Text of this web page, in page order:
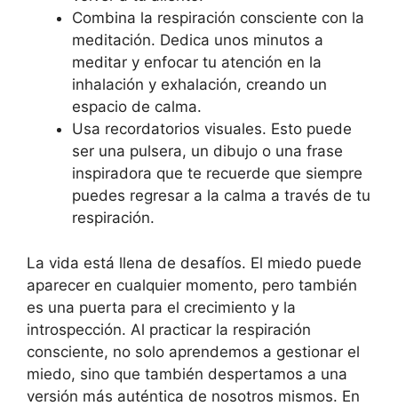
Combina la respiración consciente con la
meditación. Dedica unos minutos a
meditar y enfocar tu atención en la
inhalación y exhalación, creando un
espacio de calma.
Usa recordatorios visuales. Esto puede
ser una pulsera, un dibujo o una frase
inspiradora que te recuerde que siempre
puedes regresar a la calma a través de tu
respiración.
La vida está llena de desafíos. El miedo puede
aparecer en cualquier momento, pero también
es una puerta para el crecimiento y la
introspección. Al practicar la respiración
consciente, no solo aprendemos a gestionar el
miedo, sino que también despertamos a una
versión más auténtica de nosotros mismos. En